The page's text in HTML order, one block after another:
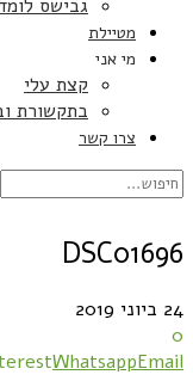
גבישס
מטיילת
מי אני
קצת עלי
בתקשורת
צרו קשר
DSC01696
24 ביוני 2019
0
WhatsappEmail